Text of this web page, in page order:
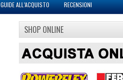
GUIDE ALL’ACQUISTO RECENSIONI
SHOP ONLINE